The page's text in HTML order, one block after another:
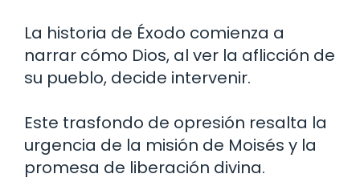
La historia de Éxodo comienza a
narrar cómo Dios, al ver la aflicción de
su pueblo, decide intervenir.
Este trasfondo de opresión resalta la
urgencia de la misión de Moisés y la
promesa de liberación divina.